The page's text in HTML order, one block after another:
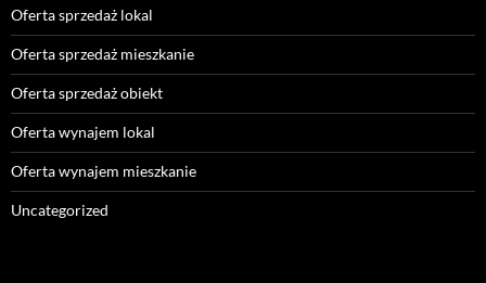
Oferta sprzedaż lokal
Oferta sprzedaż mieszkanie
Oferta sprzedaż obiekt
Oferta wynajem lokal
Oferta wynajem mieszkanie
Uncategorized